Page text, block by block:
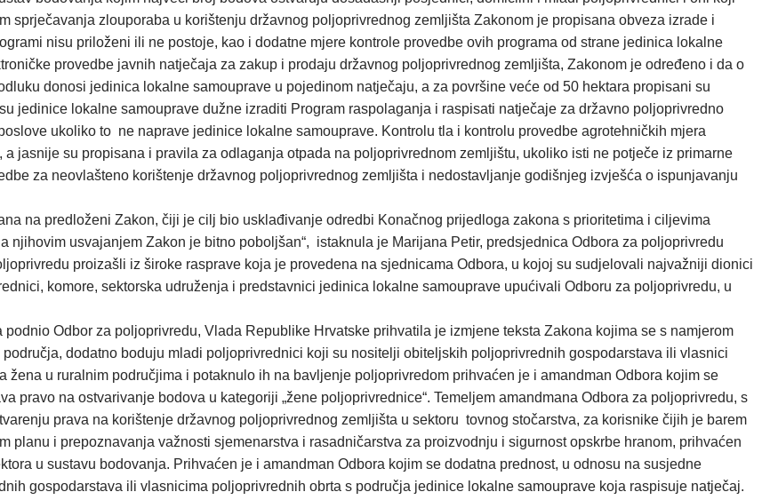
sprječavanja zlouporaba u korištenju državnog poljoprivrednog zemljišta Zakonom je propisana obveza izrade i
nisu priloženi ili ne postoje, kao i dodatne mjere kontrole provedbe ovih programa od strane jedinica lokalne
provedbe javnih natječaja za zakup i prodaju državnog poljoprivrednog zemljišta, Zakonom je određeno i da o
donosi jedinica lokalne samouprave u pojedinom natječaju, a za površine veće od 50 hektara propisani su
jedinice lokalne samouprave dužne izraditi Program raspolaganja i raspisati natječaje za državno poljoprivredno
ukoliko to ne naprave jedinice lokalne samouprave. Kontrolu tla i kontrolu provedbe agrotehničkih mjera
jasnije su propisana i pravila za odlaganja otpada na poljoprivrednom zemljištu, ukoliko isti ne potječe iz primarne
za neovlašteno korištenje državnog poljoprivrednog zemljišta i nedostavljanje godišnjeg izvješća o ispunjavanju
na predloženi Zakon, čiji je cilj bio usklađivanje odredbi Konačnog prijedloga zakona s prioritetima i ciljevima
usvajanjem Zakon je bitno poboljšan“, istaknula je Marijana Petir, predsjednica Odbora za poljoprivredu
proizašli iz široke rasprave koja je provedena na sjednicama Odbora, u kojoj su sudjelovali najvažniji dionici
komore, sektorska udruženja i predstavnici jedinica lokalne samouprave upućivali Odboru za poljoprivredu, u
Odbor za poljoprivredu, Vlada Republike Hrvatske prihvatila je izmjene teksta Zakona kojima se s namjerom
dodatno boduju mladi poljoprivrednici koji su nositelji obiteljskih poljoprivrednih gospodarstava ili vlasnici
u ruralnim područjima i potaknulo ih na bavljenje poljoprivredom prihvaćen je i amandman Odbora kojim se
pravo na ostvarivanje bodova u kategoriji „žene poljoprivrednice“. Temeljem amandmana Odbora za poljoprivredu, s
prava na korištenje državnog poljoprivrednog zemljišta u sektoru tovnog stočarstva, za korisnike čijih je barem
i prepoznavanja važnosti sjemenarstva i rasadničarstva za proizvodnju i sigurnost opskrbe hranom, prihvaćen
u sustavu bodovanja. Prihvaćen je i amandman Odbora kojim se dodatna prednost, u odnosu na susjedne
gospodarstava ili vlasnicima poljoprivrednih obrta s područja jedinice lokalne samouprave koja raspisuje natječaj.